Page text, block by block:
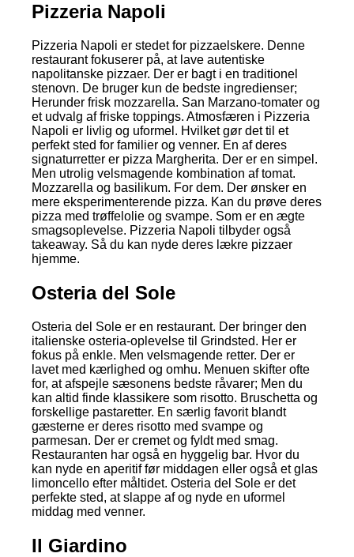
Pizzeria Napoli
Pizzeria Napoli er stedet for pizzaelskere. Denne
restaurant fokuserer på, at lave autentiske
napolitanske pizzaer. Der er bagt i en traditionel
stenovn. De bruger kun de bedste ingredienser;
Herunder frisk mozzarella. San Marzano-tomater og
et udvalg af friske toppings. Atmosfæren i Pizzeria
Napoli er livlig og uformel. Hvilket gør det til et
perfekt sted for familier og venner. En af deres
signaturretter er pizza Margherita. Der er en simpel.
Men utrolig velsmagende kombination af tomat.
Mozzarella og basilikum. For dem. Der ønsker en
mere eksperimenterende pizza. Kan du prøve deres
pizza med trøffelolie og svampe. Som er en ægte
smagsoplevelse. Pizzeria Napoli tilbyder også
takeaway. Så du kan nyde deres lækre pizzaer
hjemme.
Osteria del Sole
Osteria del Sole er en restaurant. Der bringer den
italienske osteria-oplevelse til Grindsted. Her er
fokus på enkle. Men velsmagende retter. Der er
lavet med kærlighed og omhu. Menuen skifter ofte
for, at afspejle sæsonens bedste råvarer; Men du
kan altid finde klassikere som risotto. Bruschetta og
forskellige pastaretter. En særlig favorit blandt
gæsterne er deres risotto med svampe og
parmesan. Der er cremet og fyldt med smag.
Restauranten har også en hyggelig bar. Hvor du
kan nyde en aperitif før middagen eller også et glas
limoncello efter måltidet. Osteria del Sole er det
perfekte sted, at slappe af og nyde en uformel
middag med venner.
Il Giardino